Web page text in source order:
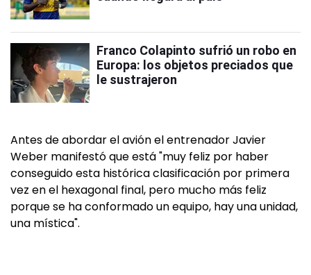
Franco Colapinto sufrió un robo en
Europa: los objetos preciados que
le sustrajeron
Antes de abordar el avión el entrenador Javier
Weber manifestó que está "muy feliz por haber
conseguido esta histórica clasificación por primera
vez en el hexagonal final, pero mucho más feliz
porque se ha conformado un equipo, hay una unidad,
una mística".